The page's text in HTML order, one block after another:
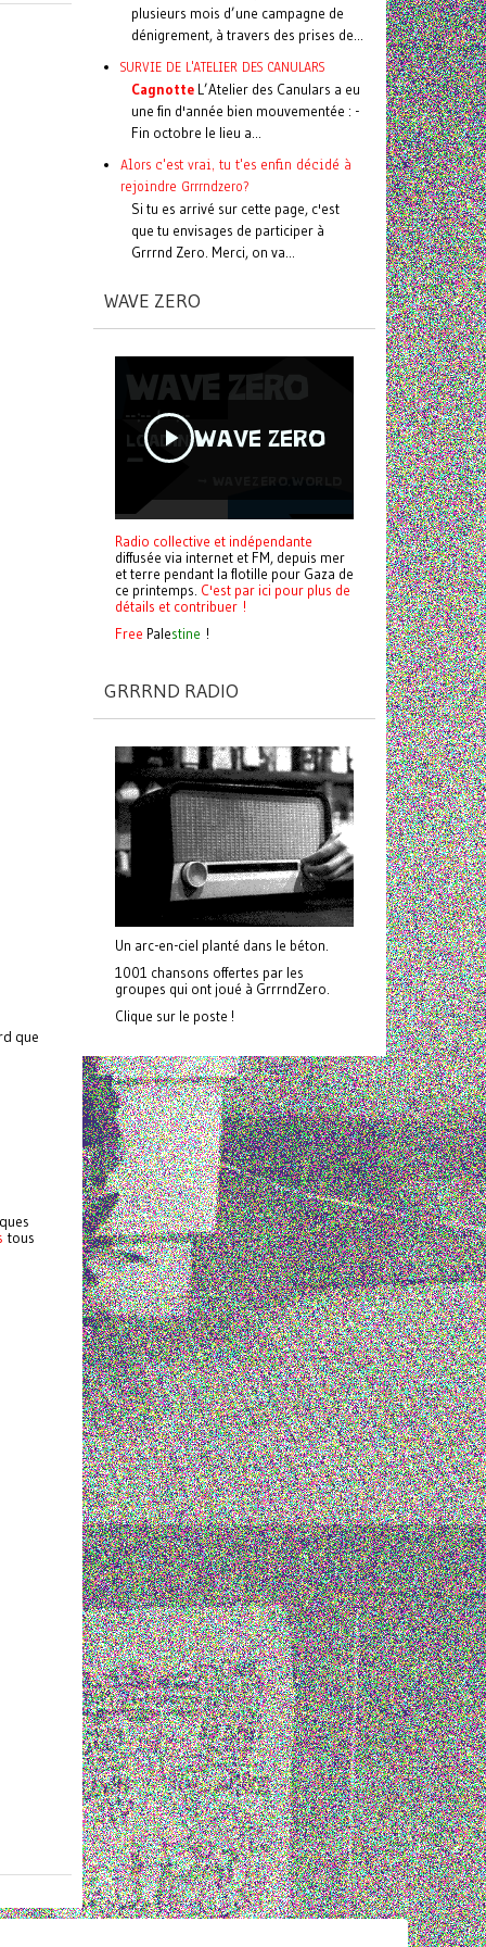
que
tous
plusieurs mois d’une campagne de
dénigrement, à travers des prises de...
SURVIE DE L'ATELIER DES CANULARS
Cagnotte L’Atelier des Canulars a eu
une fin d'année bien mouvementée : -
Fin octobre le lieu a...
Alors c'est vrai, tu t'es enfin décidé à
rejoindre Grrrndzero?
Si tu es arrivé sur cette page, c'est
que tu envisages de participer à
Grrrnd Zero. Merci, on va...
WAVE ZERO
Radio collective et indépendante
diffusée via internet et FM, depuis mer
et terre pendant la flotille pour Gaza de
ce printemps. C'est par ici pour plus de
détails et contribuer !
Free Palestine !
GRRRND RADIO
Un arc-en-ciel planté dans le béton.
1001 chansons offertes par les
groupes qui ont joué à GrrrndZero.
Clique sur le poste !